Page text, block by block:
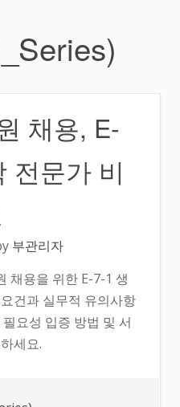
채용, E-
전문가 비
부관리자
채용을 위한 E-7-1 생
건과 실무적 유의사항
요성 입증 방법 및 서
세요.